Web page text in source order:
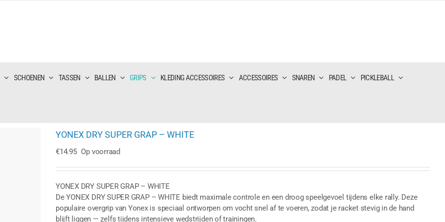
SCHOENEN TASSEN BALLEN GRIPS KLEDING ACCESSOIRES ACCESSOIRES SNAREN PADEL PICKLEBALL
YONEX DRY SUPER GRAP – WHITE
€14.95 Op voorraad
YONEX DRY SUPER GRAP – WHITE
De YONEX DRY SUPER GRAP – WHITE biedt maximale controle en een droog speelgevoel tijdens elke rally. Deze
populaire overgrip van Yonex is speciaal ontworpen om vocht snel af te voeren, zodat je racket stevig in de hand
blijft liggen — zelfs tijdens intensieve wedstrijden of trainingen.